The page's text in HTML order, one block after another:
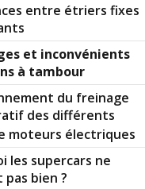
entre étriers fixes
et inconvénients
à tambour
du freinage
des différents
moteurs électriques
les supercars ne
bien ?